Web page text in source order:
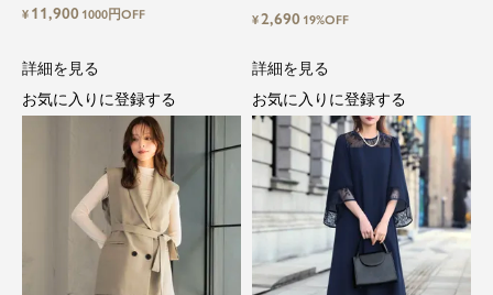
¥ 11,900 1000円OFF ¥2,690 19%OFF
詳細を見る
お気に入りに登録する
詳細を見る
お気に入りに登録する